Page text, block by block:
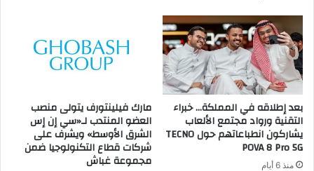
بعد إطلاقه في المملكة… خبراء
التقنية ورواد مجتمع الألعاب
يشاركون انطباعاتهم حول TECNO
POVA 8 Pro 5G
منذ 6 أيام
مارك فيلينتورف يتولى منصب
العضو المنتدب لـ«سي إن إس
الشرق الأوسط» ويشرف على
شركات قطاع التكنولوجيا ضمن
مجموعة غباش